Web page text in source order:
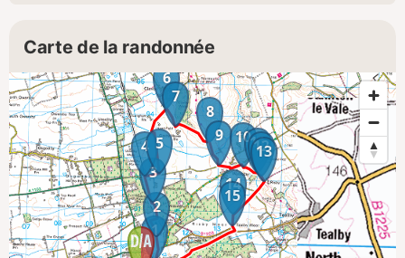
Carte de la randonnée
1
2
3
4 5
6
7
8
9
1011
12
13
14
15